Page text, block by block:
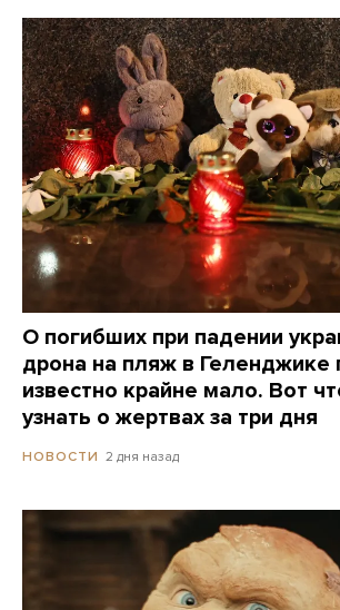
О погибших при падении
дрона на пляж в
известно крайне мало. Вот
узнать о жертвах за три дня
НОВОСТИ 2 дня назад